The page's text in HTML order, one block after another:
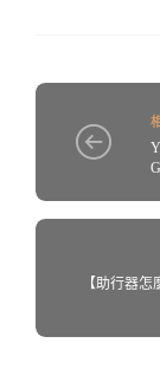
【助行器